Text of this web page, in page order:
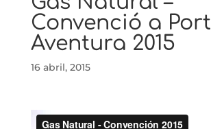
Convenció a Port
Aventura 2015
16 abril, 2015